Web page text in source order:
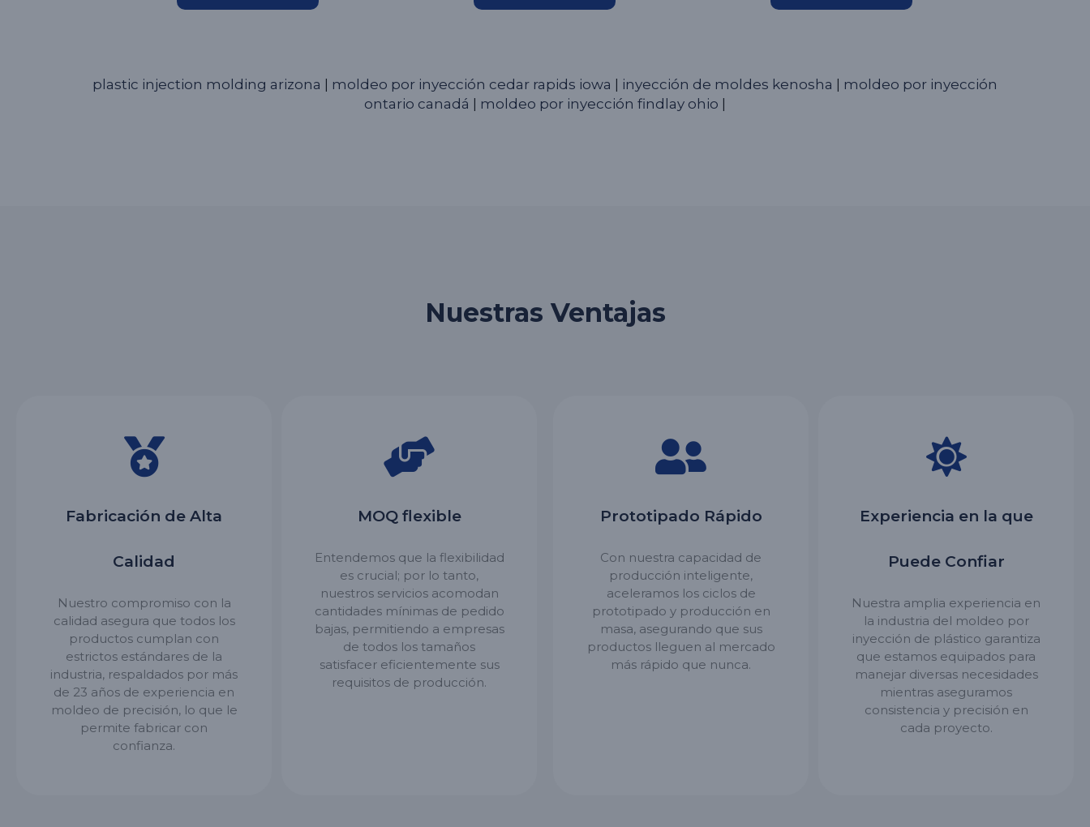
plastic injection molding arizona moldeo por inyección cedar rapids iowa inyección de moldes kenosha
moldeo por inyección
ontario canadá
moldeo por inyección findlay ohio
Nuestras Ventajas
Fabricación de Alta
Calidad
Nuestro compromiso con la
calidad asegura que todos los
productos cumplan con
estrictos estándares de la
industria, respaldados por más
de 23 años de experiencia en
moldeo de precisión, lo que le
permite fabricar con
confianza.
MOQ flexible
Entendemos que la flexibilidad
es crucial; por lo tanto,
nuestros servicios acomodan
cantidades mínimas de pedido
bajas, permitiendo a empresas
de todos los tamaños
satisfacer eficientemente sus
requisitos de producción.
Prototipado Rápido
Con nuestra capacidad de
producción inteligente,
aceleramos los ciclos de
prototipado y producción en
masa, asegurando que sus
productos lleguen al mercado
más rápido que nunca.
Experiencia en la que
Puede Confiar
Nuestra amplia experiencia en
la industria del moldeo por
inyección de plástico garantiza
que estamos equipados para
manejar diversas necesidades
mientras aseguramos
consistencia y precisión en
cada proyecto.